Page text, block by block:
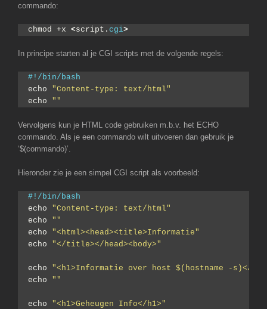
commando:
chmod +x <script. cgi>
In principe starten al je CGI scripts met de volgende regels:
#!/bin/bash
echo
"Content-type: text/html"
echo
""
Vervolgens kun je HTML code gebruiken m.b.v. het ECHO
commando. Als je een commando wilt uitvoeren dan gebruik je
‘$(commando)’.
Hieronder zie je een simpel CGI script als voorbeeld:
#!/bin/bash
echo
"Content-type: text/html"
echo
""
echo
"<html><head><title>Informatie"
echo
"</title></head><body>"
echo
"<h1>Informatie over host $(hostname -s)</
echo
""
echo
"<h1>Geheugen Info</h1>"